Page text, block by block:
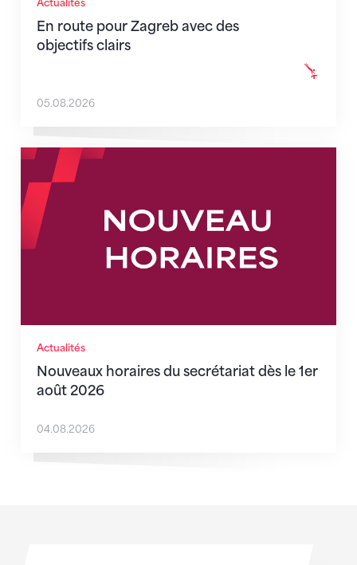
Actualités
En route pour Zagreb avec des
objectifs clairs
05.08.2026
Actualités
Nouveaux horaires du secrétariat dès le 1er
août 2026
Nouveaux horaires du secrétariat dès le 1er août
04.08.2026